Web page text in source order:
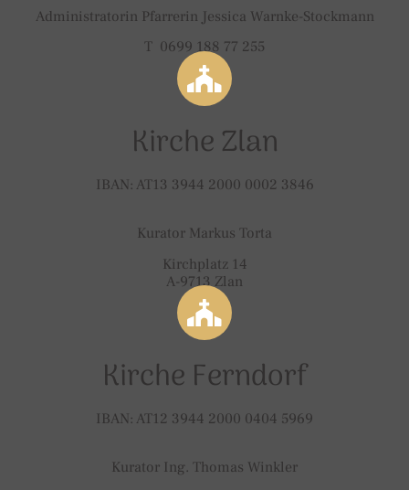
Administratorin Pfarrerin Jessica Warnke-Stockmann
T 0699 188 77 255
Kirche Zlan
IBAN: AT13 3944 2000 0002 3846
Kurator Markus Torta
Kirchplatz 14
A-9713 Zlan
Kirche Ferndorf
IBAN: AT12 3944 2000 0404 5969
Kurator Ing. Thomas Winkler